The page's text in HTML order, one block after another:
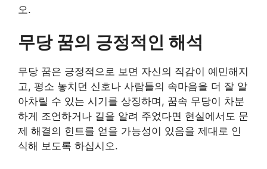
오.
무당 꿈의 긍정적인 해석
무당 꿈은 긍정적으로 보면 자신의 직감이 예민해지
고, 평소 놓치던 신호나 사람들의 속마음을 더 잘 알
아차릴 수 있는 시기를 상징하며, 꿈속 무당이 차분
하게 조언하거나 길을 알려 주었다면 현실에서도 문
제 해결의 힌트를 얻을 가능성이 있음을 제대로 인
식해 보도록 하십시오.